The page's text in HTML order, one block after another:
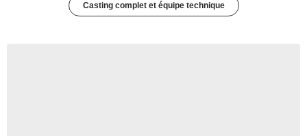
Casting complet et équipe technique